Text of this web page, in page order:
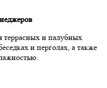
террасных и палубных
и перголах, а также